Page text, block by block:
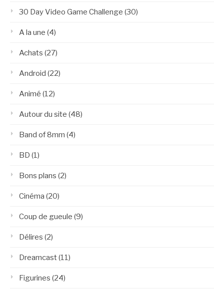
30 Day Video Game Challenge (30)
A la une (4)
Achats (27)
Android (22)
Animé (12)
Autour du site (48)
Band of 8mm (4)
BD (1)
Bons plans (2)
Cinéma (20)
Coup de gueule (9)
Délires (2)
Dreamcast(11)
Figurines (24)